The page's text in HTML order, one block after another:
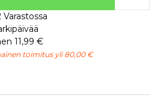
Varastossa
11,99 €
toimitus yli 80,00 €